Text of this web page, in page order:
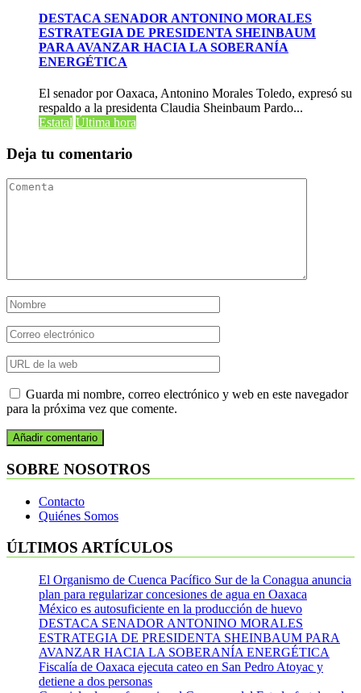
DESTACA SENADOR ANTONINO MORALES
ESTRATEGIA DE PRESIDENTA SHEINBAUM
PARA AVANZAR HACIA LA SOBERANÍA
ENERGÉTICA
El senador por Oaxaca, Antonino Morales Toledo, expresó su
respaldo a la presidenta Claudia Sheinbaum Pardo...
Estatal Última hora
Deja tu comentario
Guarda mi nombre, correo electrónico y web en este navegador
para la próxima vez que comente.
SOBRE NOSOTROS
Contacto
Quiénes Somos
ÚLTIMOS ARTÍCULOS
El Organismo de Cuenca Pacífico Sur de la Conagua anuncia
plan para regularizar concesiones de agua en Oaxaca
México es autosuficiente en la producción de huevo
DESTACA SENADOR ANTONINO MORALES
ESTRATEGIA DE PRESIDENTA SHEINBAUM PARA
AVANZAR HACIA LA SOBERANÍA ENERGÉTICA
Fiscalía de Oaxaca ejecuta cateo en San Pedro Atoyac y
detiene a dos personas